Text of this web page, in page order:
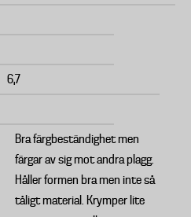
6,7
Bra färgbeständighet men
färgar av sig mot andra plagg.
Håller formen bra men inte så
tåligt material. Krymper lite